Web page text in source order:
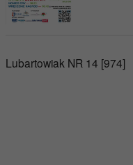
Lubartowiak NR 14 [974]